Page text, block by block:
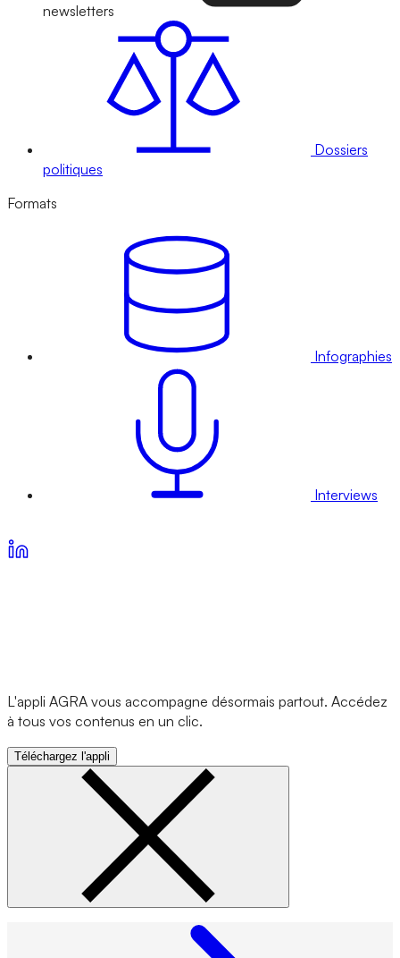
newsletters
Dossiers
politiques
Formats
Infographies
Interviews
L'appli AGRA vous accompagne désormais partout. Accédez
à tous vos contenus en un clic.
Téléchargez l'appli